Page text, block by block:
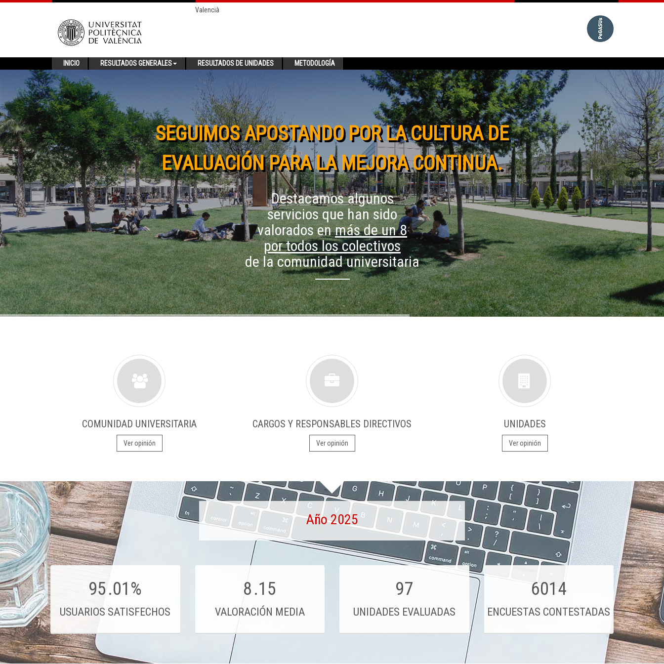
Valencià
INICIO RESULTADOS GENERALES RESULTADOS DE UNIDADES METODOLOGÍA
SEGUIMOS APOSTANDO POR LA CULTURA DE
EVALUACIÓN PARA LA MEJORA CONTINUA.
Destacamos algunos
servicios que han sido
valorados enmás de un 8
por todos los colectivos
de la comunidad universitaria
COMUNIDAD UNIVERSITARIA
Ver opinión
CARGOS Y RESPONSABLES DIRECTIVOS
Ver opinión
UNIDADES
Ver opinión
Año 2025
95.01%
USUARIOS SATISFECHOS
8.15
VALORACIÓN MEDIA
97
UNIDADES EVALUADAS
6014
ENCUESTAS CONTESTADAS